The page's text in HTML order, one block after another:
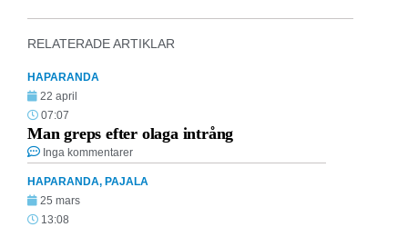
RELATERADE ARTIKLAR
HAPARANDA
22 april
07:07
Man greps efter olaga intrång
Inga kommentarer
HAPARANDA, PAJALA
25 mars
13:08